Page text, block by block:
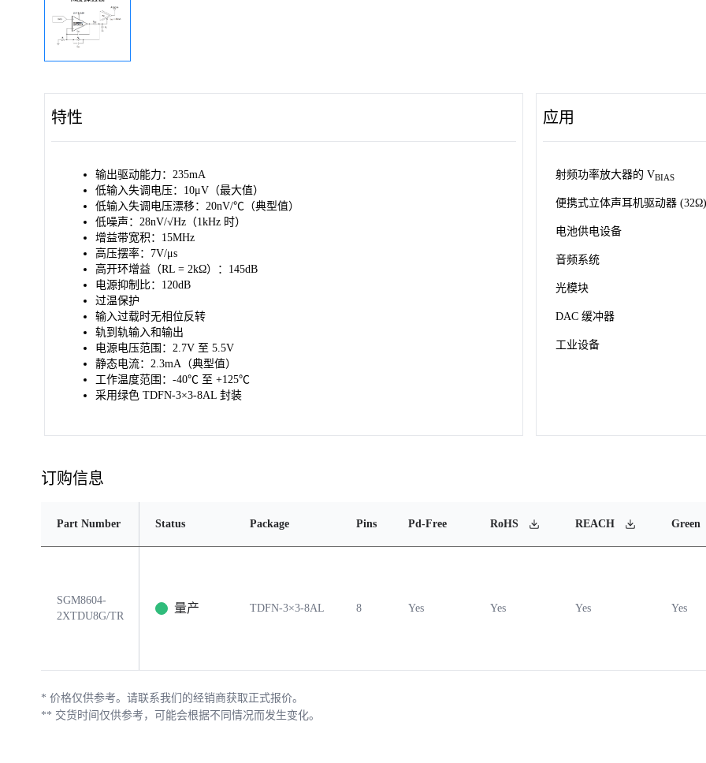
特性
输出驱动能力：235mA
低输入失调电压：10μV（最大值）
低输入失调电压漂移：20nV/℃（典型值）
低噪声：28nV/√Hz（1kHz 时）
增益带宽积：15MHz
高压摆率：7V/μs
高开环增益（RL = 2kΩ）：145dB
电源抑制比：120dB
过温保护
输入过载时无相位反转
轨到轨输入和输出
电源电压范围：2.7V 至 5.5V
静态电流：2.3mA（典型值）
工作温度范围：-40℃ 至 +125℃
采用绿色 TDFN-3×3-8AL 封装
应用
射频功率放大器的 VBIAS
便携式立体声耳机驱动器 (32Ω)
电池供电设备
音频系统
光模块
DAC 缓冲器
工业设备
订购信息
Part Number Status Package Pins Pd-Free RoHS REACH Green
SGM8604-
2XTDU8G/TR
量产 TDFN-3×3-8AL 8 Yes Yes Yes Yes
* 价格仅供参考。请联系我们的经销商获取正式报价。
** 交货时间仅供参考，可能会根据不同情况而发生变化。